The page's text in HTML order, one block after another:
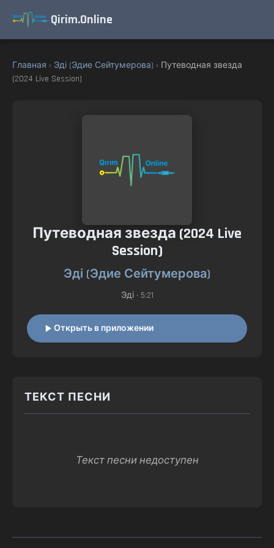
Qirim.Online
Главная › Эді (Эдие Сейтумерова) › Путеводная звезда
(2024 Live Session)
Путеводная звезда (2024 Live
Session)
Эді (Эдие Сейтумерова)
Эді• 5:21
Открыть в приложении
ТЕКСТ ПЕСНИ
Текст песни недоступен